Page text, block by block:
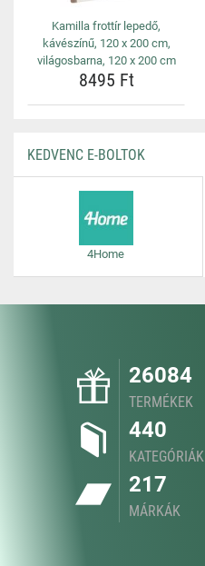
Kamilla frottír lepedő,
kávészínű, 120 x 200 cm,
világosbarna, 120 x 200 cm
8495 Ft
KEDVENC E-BOLTOK
4Home
26084
TERMÉKEK
440
KATEGÓRIÁK
217
MÁRKÁK